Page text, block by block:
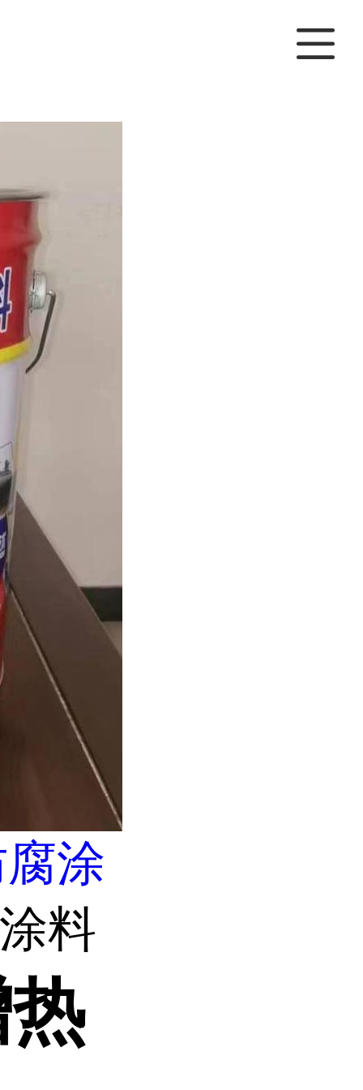
涂
料